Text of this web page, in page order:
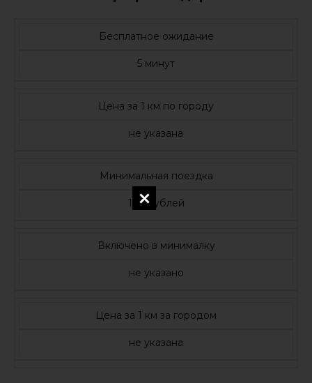
Бесплатное ожидание
5 минут
Цена за 1 км по городу
не указана
Минимальная поездка
130 рублей
Включено в минималку
не указано
Цена за 1 км за городом
не указана